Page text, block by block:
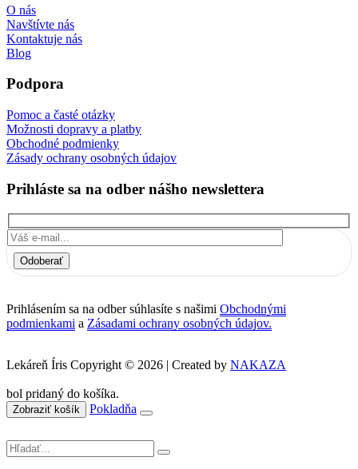
O nás
Navštívte nás
Kontaktuje nás
Blog
Podpora
Pomoc a časté otázky
Možnosti dopravy a platby
Obchodné podmienky
Zásady ochrany osobných údajov
Prihláste sa na odber nášho newslettera
Odoberať
Prihlásením sa na odber súhlasíte s našimi Obchodnými
podmienkami a Zásadami ochrany osobných údajov.
Lekáreň Íris Copyright © 2026 | Created by NAKAZA
bol pridaný do košíka.
Zobraziť košík Pokladňa